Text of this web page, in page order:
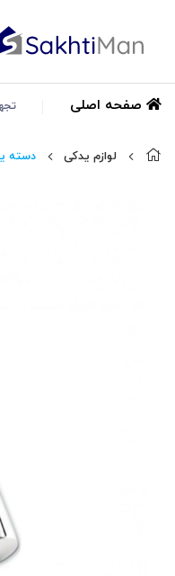
صفحه اصلی
لوازم یدکی دسته